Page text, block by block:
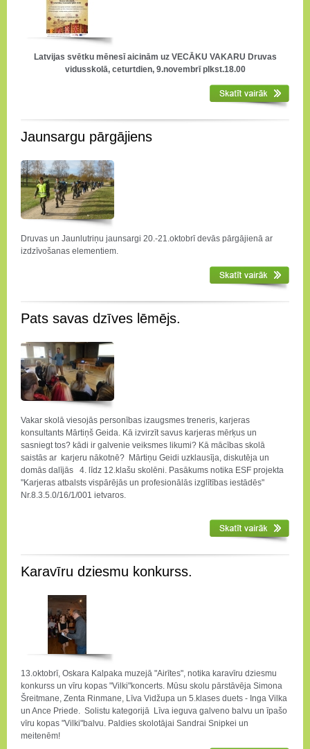
Latvijas svētku mēnesī aicinām uz VECĀKU VAKARU Druvas
vidusskolā, ceturtdien, 9.novembrī plkst.18.00
Jaunsargu pārgājiens
Druvas un Jaunlutriņu jaunsargi 20.-21.oktobrī devās pārgājienā ar
izdzīvošanas elementiem.
Pats savas dzīves lēmējs.
Vakar skolā viesojās personības izaugsmes treneris, karjeras
konsultants Mārtiņš Geida. Kā izvirzīt savus karjeras mērķus un
sasniegt tos? kādi ir galvenie veiksmes likumi? Kā mācības skolā
saistās ar karjeru nākotnē? Mārtiņu Geidi uzklausīja, diskutēja un
domās dalījās 4. līdz 12.klašu skolēni. Pasākums notika ESF projekta
"Karjeras atbalsts vispārējās un profesionālās izglītības iestādēs"
Nr.8.3.5.0/16/1/001 ietvaros.
Karavīru dziesmu konkurss.
13.oktobrī, Oskara Kalpaka muzejā "Airītes", notika karavīru dziesmu
konkurss un vīru kopas "Vilki"koncerts. Mūsu skolu pārstāvēja Simona
Šreitmane, Zenta Rinmane, Līva Vidžupa un 5.klases duets - Inga Vilka
un Ance Priede. Solistu kategorijā Līva ieguva galveno balvu un īpašo
vīru kopas "Vilki"balvu. Paldies skolotājai Sandrai Snipkei un
meitenēm!